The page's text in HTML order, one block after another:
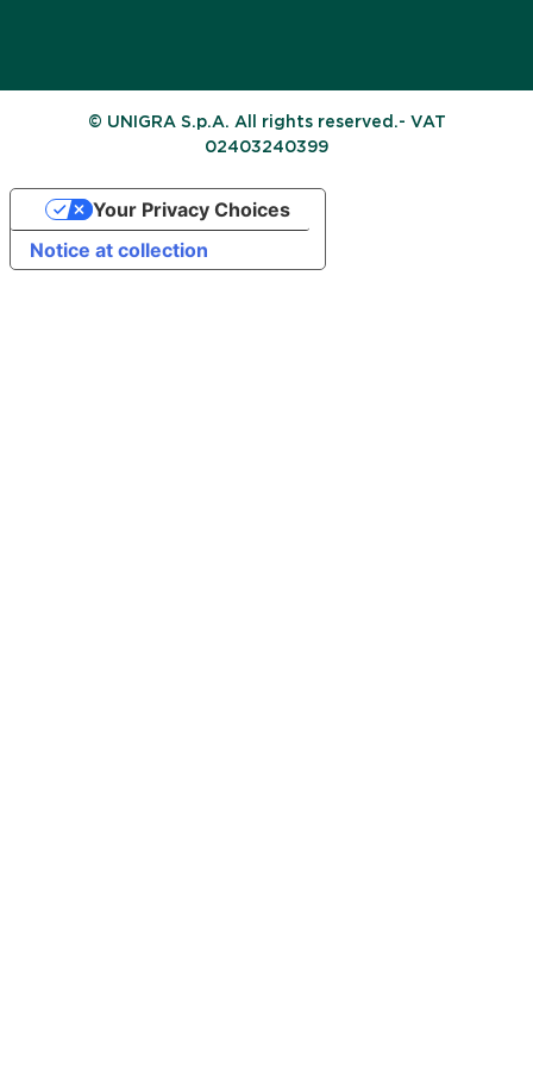
© UNIGRA S.p.A. All rights reserved.- VAT
02403240399
Notice at collection
Your Privacy Choices